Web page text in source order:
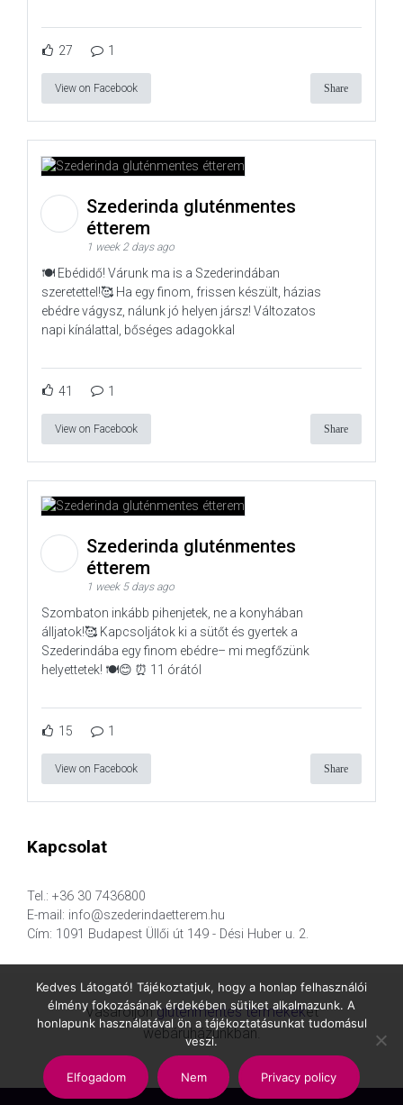
27 1
View on Facebook Share
Szederinda gluténmentes
étterem
1 week 2 days ago
🍽️ Ebédidő! Várunk ma is a Szederindában
szeretettel!🥰 Ha egy finom, frissen készült, házias
ebédre vágysz, nálunk jó helyen jársz! Változatos
napi kínálattal, bőséges adagokkal
41 1
View on Facebook Share
Szederinda gluténmentes
étterem
1 week 5 days ago
Szombaton inkább pihenjetek, ne a konyhában
álljatok!🥰 Kapcsoljátok ki a sütőt és gyertek a
Szederindába egy finom ebédre– mi megfőzünk
helyettetek! 🍽️😊 ⏰ 11 órától
15 1
View on Facebook Share
Kapcsolat
Tel.: +36 30 7436800
E-mail: info@szederindaetterem.hu
Cím: 1091 Budapest Üllői út 149 - Dési Huber u. 2.
Vásároljongluténmentes termékeket
webáruházunkban.
Kedves Látogató! Tájékoztatjuk, hogy a honlap felhasználói
élmény fokozásának érdekében sütiket alkalmazunk. A
honlapunk használatával ön a tájékoztatásunkat tudomásul
veszi.
Elfogadom Nem Privacy policy